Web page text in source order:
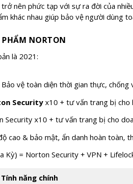
nên phức tạp với sự ra đời của
khác nhau giúp bảo vệ người dùng
NORTON
là 2021:
Bảo vệ toàn diện thời gian thực,
Security x10 + tư vấn trang bị cho
Security x10 + tư vấn trang bị cho
cao & bảo mật, ẩn danh hoàn toàn,
Kỳ) = Norton Security + VPN +
Tính năng chính